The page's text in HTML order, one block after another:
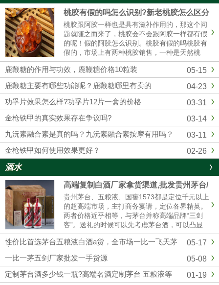
桃胶有假的吗怎么识别?新老桃胶怎么区分
桃胶跟阿胶一样也是具有滋补作用的，那这个问
题就随之而来了，桃胶会不会跟阿胶一样都有假
的呢！假的阿胶怎么识别。桃胶有假的吗桃胶有
假的，市场上有两种桃胶销售，一种是天然桃
胶，还有一种是精加工过的桃胶，而且市场价格
35元/斤到百元，具体也看桃胶的质量。桃胶假
的怎么辨别（1）看颜色真正的......
05-15
鹿鞭糖的作用与功效，鹿鞭糖价格10粒装
04-23
鹿鞭糖主要有哪些功能呢？鹿鞭糖哪里有卖的
03-31
功孚片效果怎么样?功孚片12片一盒的价格
03-14
金枪铁甲的真实效果存在争议吗?
03-11
九沅素融合素是真的吗？九沅素融合素按摩有用吗？
02-26
金枪铁甲如何使用效果更好？
酒水
高端复制白酒厂家拿货渠道,批发贵州茅台/
五粮液/剑南春/国窖1573
贵州茅台、五粮液、国窖1573都是定位千元以上
的超高端市场，主打商务宴请，定位各界精英。
两者价格近乎相等，与茅台并称高端品牌“三剑
客”。送礼的时候可以先考虑茅台酒，可以凸显
我们的诚意；如果资金实力较弱，首选五粮液和
国窖1573，性价比相对较高的。然后联系我们厂
家订购，我们也是一手货源渠道，价格可以说是
市场最低。
05-17
性价比首选茅台五粮液白酒a货，全市场一比一飞天茅
台
05-08
一比一茅五剑厂家批发一手货源
01-19
定制茅台酒多少钱一瓶?高端名酒定制茅台 五粮液等